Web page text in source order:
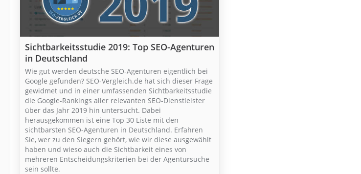
Sichtbarkeitsstudie 2019: Top SEO-Agenturen
in Deutschland
Wie gut werden deutsche SEO-Agenturen eigentlich bei
Google gefunden? SEO-Vergleich.de hat sich dieser Frage
gewidmet und in einer umfassenden Sichtbarkeitsstudie
die Google-Rankings aller relevanten SEO-Dienstleister
über das Jahr 2019 hin untersucht. Dabei
herausgekommen ist eine Top 30 Liste mit den
sichtbarsten SEO-Agenturen in Deutschland. Erfahren
Sie, wer zu den Siegern gehört, wie wir diese ausgewählt
haben und wieso auch die Sichtbarkeit eines von
mehreren Entscheidungskriterien bei der Agentursuche
sein sollte.